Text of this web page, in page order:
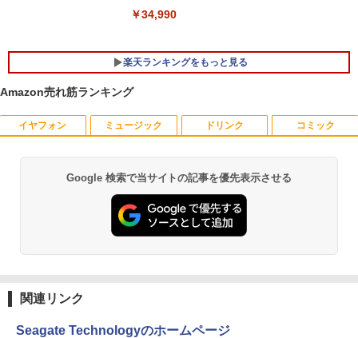
￥34,990
楽天ランキングをもっと見る
1
ポイント10倍 中古パソコン デスクトッ
【Windows 11 Pro 64Bit搭載】DELL O
ptiplexシリーズ Core i5搭載/4G/新品SS
D 120GB/DVD-ROM/送料無料【オプショ
ン色々有】
￥24,800
2
設 512GB SSD M.2 2242 最大8TB Wind
1
アンダーニンジャ（18） 【電子書籍】[
￥792
Amazon売れ筋ランキング
イヤフォン
Anker Soundcore P40i オフホワイト
￥7,990
ミュージック
BRUCE WAYNE feat. Flo Milli, ATL Jacob
[Explicit]
￥250
￥250
ドリンク
【Amazon.co.jp限定】 い・ろ・は・す 2L P
ET ラベルレス ×8本
￥1,112
ットル (Smart Basic)
コミック
薬屋のひとりごと 17巻 (デジタル版ビッグガ
ンガンコミックス)
￥770
￥832
Google 検索で当サイトの記事を優先表示させる
関連リンク
Seagate Technologyのホームページ